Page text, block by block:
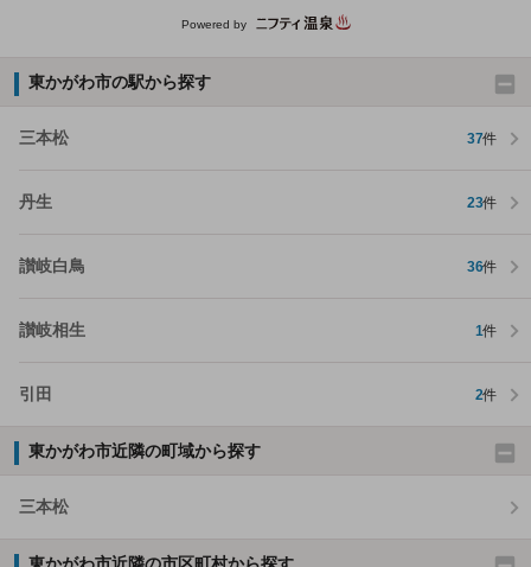
Powered by
東かがわ市の駅から探す
三本松 37件
丹生 23件
讃岐白鳥 36件
讃岐相生 1件
引田 2件
東かがわ市近隣の町域から探す
三本松